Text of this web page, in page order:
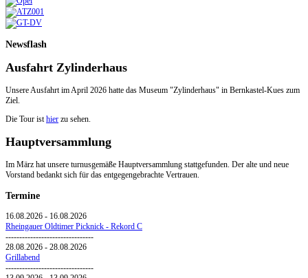
Newsflash
Ausfahrt Zylinderhaus
Unsere Ausfahrt im April 2026 hatte das Museum "Zylinderhaus" in Bernkastel-Kues zum
Ziel.
Die Tour isthier zu sehen.
Hauptversammlung
Im März hat unsere turnusgemäße Hauptversammlung stattgefunden. Der alte und neue
Vorstand bedankt sich für das entgegengebrachte Vertrauen.
Termine
16.08.2026 - 16.08.2026
Rheingauer Oldtimer Picknick - Rekord C
--------------------------------
28.08.2026 - 28.08.2026
Grillabend
--------------------------------